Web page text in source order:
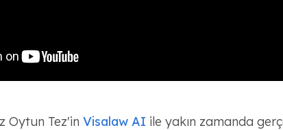
Oytun Tez'in Visalaw AI ile yakın zamanda